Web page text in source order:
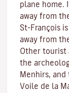
plane home.
away from
St-François
away from
Other tourist
the
Menhirs,
Voile de la